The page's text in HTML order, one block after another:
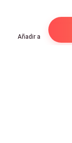
Añadir a